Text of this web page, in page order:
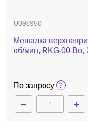
U098950
Мешалка
об/мин, RKG-00-Bo,
По запросу